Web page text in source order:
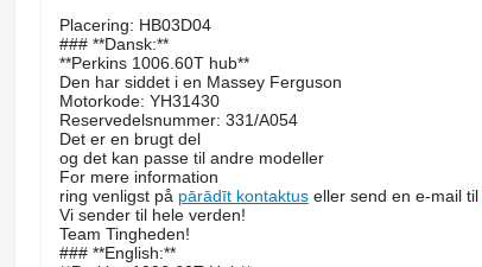
Placering: HB03D04
### **Dansk:**
**Perkins 1006.60T hub**
Den har siddet i en Massey Ferguson
Motorkode: YH31430
Reservedelsnummer: 331/A054
Det er en brugt del
og det kan passe til andre modeller
For mere information
ring venligst på pārādīt kontaktuseller send en e-mail til
Vi sender til hele verden!
Team Tingheden!
### **English:**